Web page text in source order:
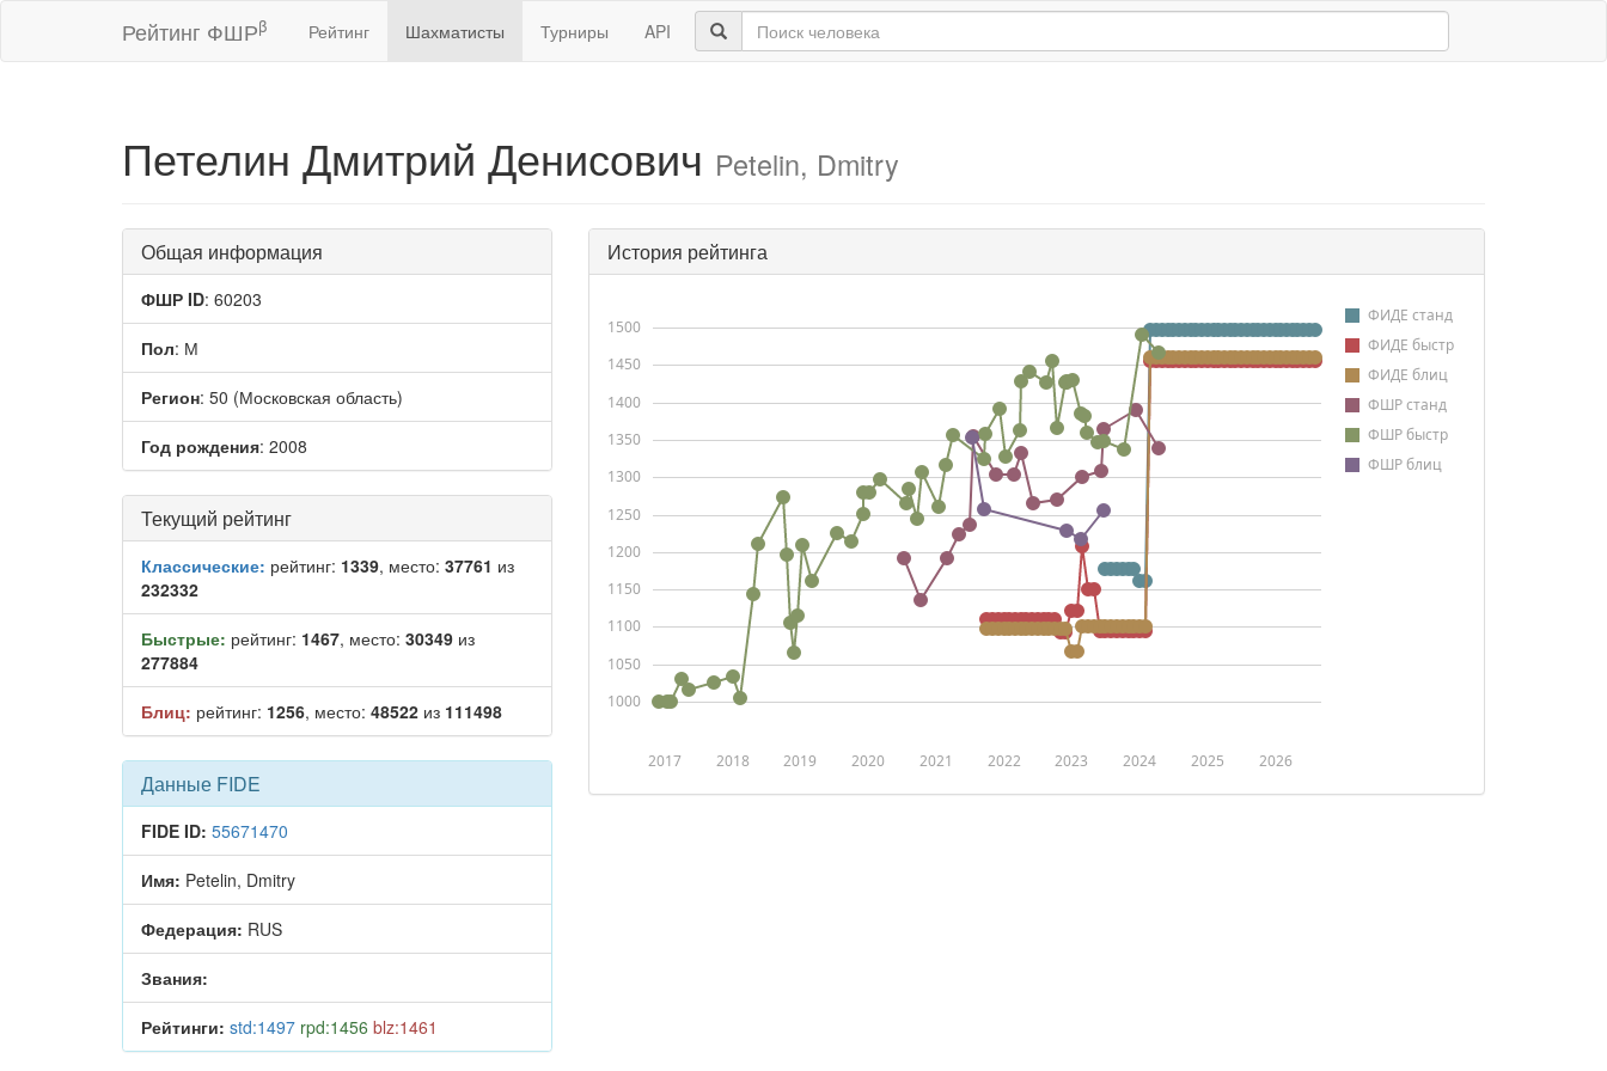
Рейтинг ФШРβ Рейтинг Шахматисты Турниры API
Петелин Дмитрий Денисович Petelin, Dmitry
Общая информация
ФШР ID: 60203
Пол: М
Регион: 50 (Московская область)
Год рождения: 2008
Текущий рейтинг
Классические: рейтинг: 1339, место: 37761 из
232332
Быстрые: рейтинг: 1467, место: 30349 из
277884
Блиц: рейтинг: 1256, место: 48522 из 111498
Данные FIDE
FIDE ID: 55671470
Имя: Petelin, Dmitry
Федерация: RUS
Звания:
Рейтинги: std:1497 rpd:1456 blz:1461
История рейтинга
ФИДЕ станд
ФИДЕ быстр
ФИДЕ блиц
ФШР станд
ФШР быстр
ФШР блиц
2017 2018 2019 2020 2021 2022 2023 2024 2025 2026
1000
1050
1100
1150
1200
1250
1300
1350
1400
1450
1500